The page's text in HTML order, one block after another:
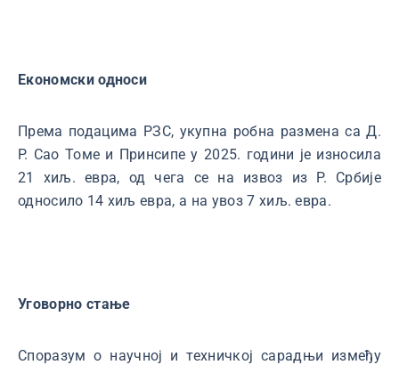
Економски односи
Према подацима РЗС, укупна робна размена са Д.
Р. Сао Томе и Принсипе у 2025. години је износила
21 хиљ. евра, од чега се на извоз из Р. Србије
односило 14 хиљ евра, а на увоз 7 хиљ. евра.
Уговорно стање
Споразум о научној и техничкој сарадњи између